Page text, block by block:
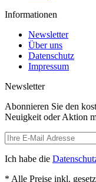
Informationen
Newsletter
Über uns
Datenschutz
Impressum
Newsletter
Abonnieren Sie den
Neuigkeit oder Aktion
Ich habe die
* Alle Preise inkl.